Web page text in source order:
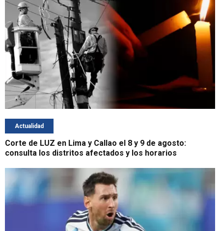
Actualidad
Corte de LUZ en Lima y Callao el 8 y 9 de agosto:
consulta los distritos afectados y los horarios